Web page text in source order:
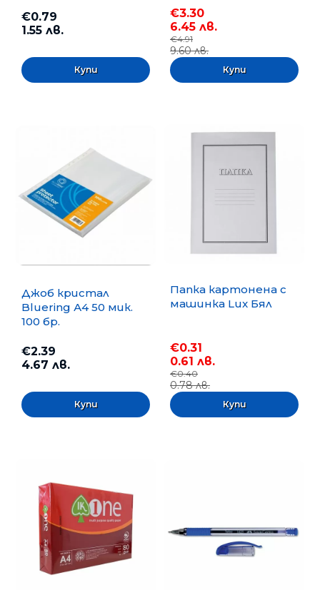
€0.79
1.55 лв.
€3.30
6.45 лв.
€4.91
9.60 лв.
Джоб кристал
Bluering А4 50 мик.
100 бр.
€2.39
4.67 лв.
Папка картонена с
машинка Lux Бял
€0.31
0.61 лв.
€0.40
0.78 лв.